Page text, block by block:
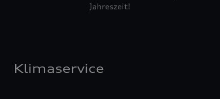
Jahreszeit!
Klimaservice